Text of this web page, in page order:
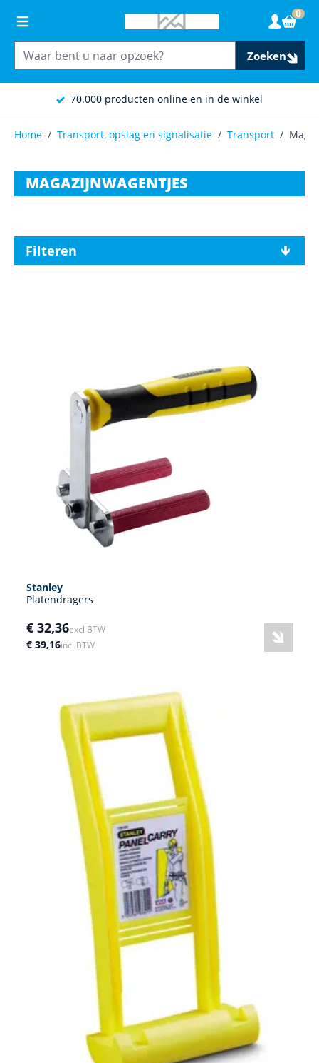
70.000 producten online en in de winkel
Zoeken
0
Home / Transport, opslag en signalisatie / Transport /
MAGAZIJNWAGENTJES
Filteren
Stanley
Platendragers
€ 32,36excl BTW
€ 39,16incl BTW